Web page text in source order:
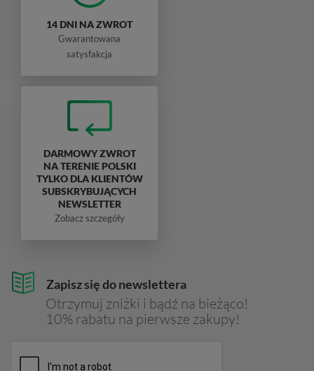
Zapisz się do newslettera
Otrzymuj zniżki i bądź na bieżąco!
10% rabatu na pierwsze zakupy!
14 DNI NA ZWROT
Gwarantowana
satysfakcja
DARMOWY ZWROT
NA TERENIE POLSKI
TYLKO DLA KLIENTÓW
SUBSKRYBUJĄCYCH
NEWSLETTER
Zobacz szczegóły